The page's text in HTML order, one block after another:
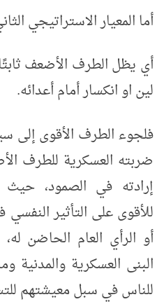
أما المعيار الاستراتيجي
أي يظل الطرف الأضعف
لين او انكسار أمام أعدائه.
فلجوء الطرف الأقوى إلى
ضربته العسكرية للطرف
إرادته في الصمود، حيث
للأقوى على التأثير
أو الرأي العام الحاضن
البنى العسكرية والمدنية
للناس في سبل معيشتهم